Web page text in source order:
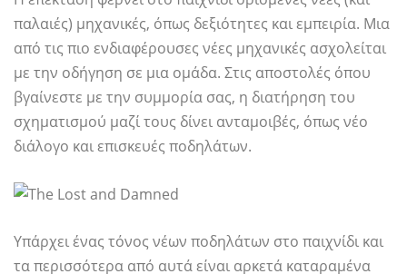
παλαιές) μηχανικές, όπως δεξιότητες και εμπειρία. Μια
από τις πιο ενδιαφέρουσες νέες μηχανικές ασχολείται
με την οδήγηση σε μια ομάδα. Στις αποστολές όπου
βγαίνεστε με την συμμορία σας, η διατήρηση του
σχηματισμού μαζί τους δίνει ανταμοιβές, όπως νέο
διάλογο και επισκευές ποδηλάτων.
Υπάρχει ένας τόνος νέων ποδηλάτων στο παιχνίδι και
τα περισσότερα από αυτά είναι αρκετά καταραμένα